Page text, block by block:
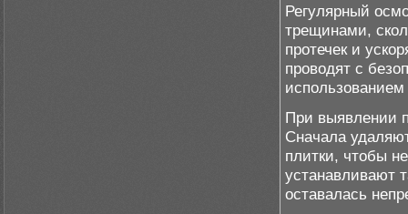
Регулярный
трещинами,
протечек и
проводят с
использованием
При выявлении
Сначала
плитки, чтобы
устанавливают
оставалась